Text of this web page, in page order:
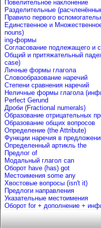
Повелительное наклонение
Разделительные
Правило первого
Единственное и
nouns)
ing-формы
Согласование подлежащего и
Общий и притяжательный
case)
Личные формы глагола
Словообразование наречий
Степени сравнения наречий
Неличные формы глагола
Perfect Gerund
Дроби (Fractional numerals)
Образование отрицательных
Образование общих вопросов
Определение (the Attribute)
Функции наречия в
Определенный артикль the
Предлог of
Mодальный глагол can
Оборот have (has) got
Местоимения some any
Хвостовые вопросы (isn't it)
Предлоги направления
Указательные местоимения
Оборот for + дополнение +